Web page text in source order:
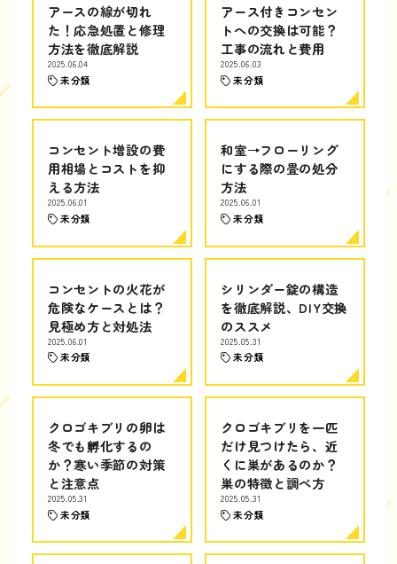
アースの線が切れ
た！応急処置と修理
方法を徹底解説
2025.06.04
未分類
アース付きコンセン
トへの交換は可能？
工事の流れと費用
2025.06.03
未分類
コンセント増設の費
用相場とコストを抑
える方法
2025.06.01
未分類
和室→フローリング
にする際の畳の処分
方法
2025.06.01
未分類
コンセントの火花が
危険なケースとは？
見極め方と対処法
2025.06.01
未分類
シリンダー錠の構造
を徹底解説、DIY交換
のススメ
2025.05.31
未分類
クロゴキブリの卵は
冬でも孵化するの
か？寒い季節の対策
と注意点
2025.05.31
未分類
クロゴキブリを一匹
だけ見つけたら、近
くに巣があるのか？
巣の特徴と調べ方
2025.05.31
未分類